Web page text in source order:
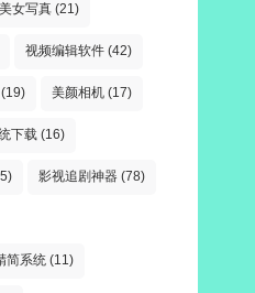
美女写真 (21)
视频编辑软件 (42)
(19) 美颜相机 (17)
下载 (16)
影视追剧神器 (78)
简系统 (11)